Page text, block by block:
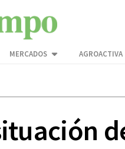
MERCADOS AGROACTIVA